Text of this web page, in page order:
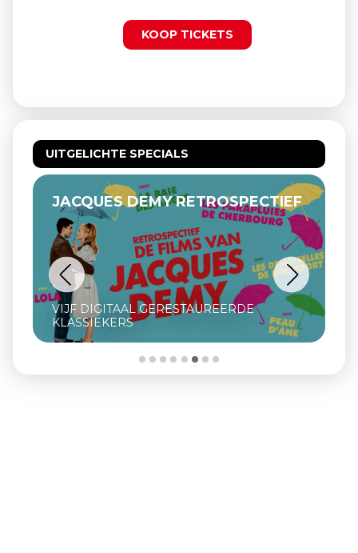
KOOP TICKETS
UITGELICHTE SPECIALS
JACQUES DEMY RETROSPECTIEF
VIJF DIGITAAL GERESTAUREERDE
KLASSIEKERS